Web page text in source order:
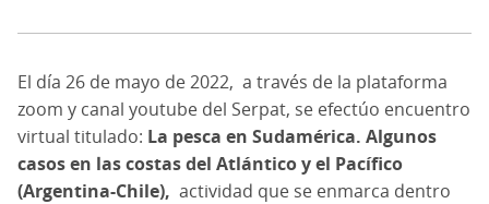
El día 26 de mayo de 2022, a través de la plataforma
zoom y canal youtube del Serpat, se efectúo encuentro
virtual titulado: La pesca en Sudamérica. Algunos
casos en las costas del Atlántico y el Pacífico
(Argentina-Chile), actividad que se enmarca dentro